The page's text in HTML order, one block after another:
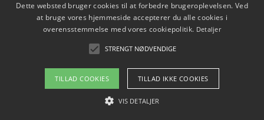
Sådan vælger du de bedste vandrerygsække til
vandreture i Danmark
Copyright 2026 - Pilanto Aps
Om / kontakt
Dette websted bruger cookies til at forbedre brugeroplevelsen. Ved
at bruge vores hjemmeside accepterer du alle cookies i
overensstemmelse med vores cookiepolitik. Detaljer
STRENGT NØDVENDIGE
TILLAD COOKIES TILLAD IKKE COOKIES
VIS DETALJER